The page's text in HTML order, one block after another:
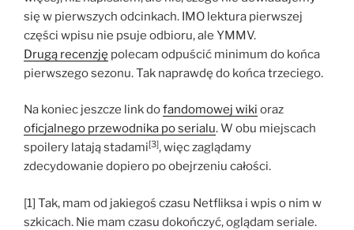
się w pierwszych odcinkach. IMO lektura pierwszej
części wpisu nie psuje odbioru, ale YMMV.
Drugą recenzję polecam odpuścić minimum do końca
pierwszego sezonu. Tak naprawdę do końca trzeciego.
Na koniec jeszcze link dofandomowej wiki oraz
oficjalnego przewodnika po serialu. W obu miejscach
spoilery latają stadami[3], więc zaglądamy
zdecydowanie dopiero po obejrzeniu całości.
[1] Tak, mam od jakiegoś czasu Netfliksa i wpis o nim w
szkicach. Nie mam czasu dokończyć, oglądam seriale.